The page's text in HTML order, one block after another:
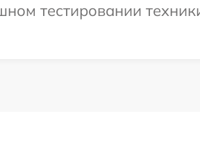
тестировании